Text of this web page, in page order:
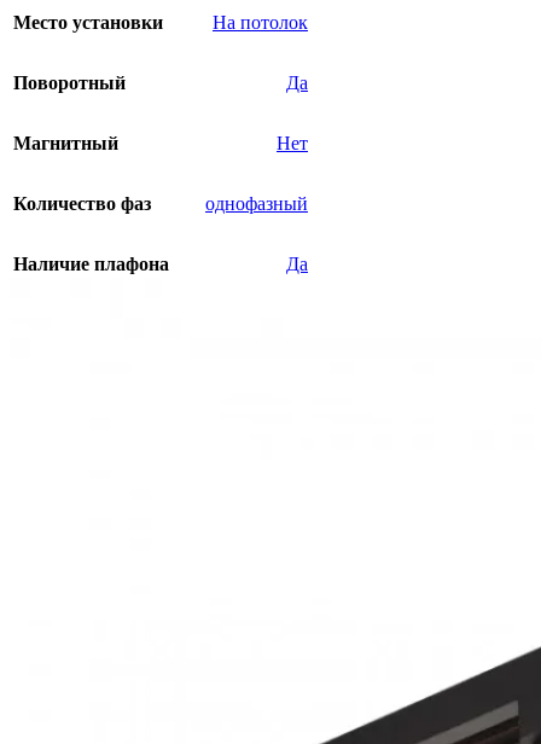
Место установки На потолок
Поворотный Да
Магнитный Нет
Количество фаз однофазный
Наличие плафона Да